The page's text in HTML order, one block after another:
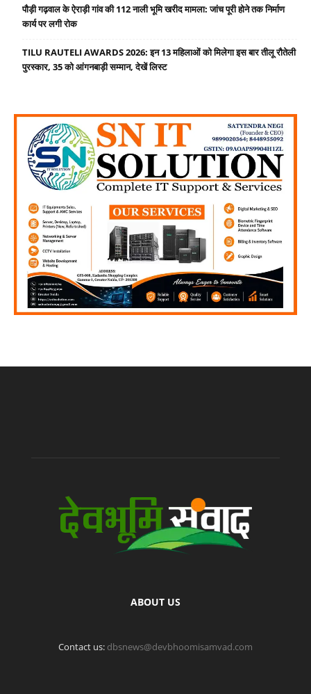
पौड़ी गढ़वाल के ऐराड़ी गांव की 112 नाली भूमि खरीद मामला: जांच पूरी होने तक निर्माण
कार्य पर लगी रोक
TILU RAUTELI AWARDS 2026: इन 13 महिलाओं को मिलेगा इस बार तीलू रौतेली
पुरस्कार, 35 को आंगनबाड़ी सम्मान, देखें लिस्ट
ABOUT US
Contact us: dbsnews@devbhoomisamvad.com